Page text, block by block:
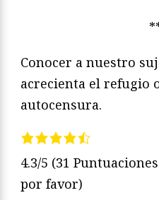
Conocer a nuestro
acrecienta el refugio
autocensura.
4.3/5 (31
por favor)